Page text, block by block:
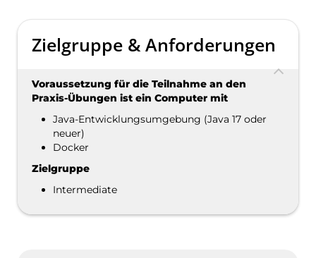
Zielgruppe & Anforderungen
Voraussetzung für die Teilnahme an den
Praxis-Übungen ist ein Computer mit
Java-Entwicklungsumgebung (Java 17 oder
neuer)
Docker
Zielgruppe
Intermediate